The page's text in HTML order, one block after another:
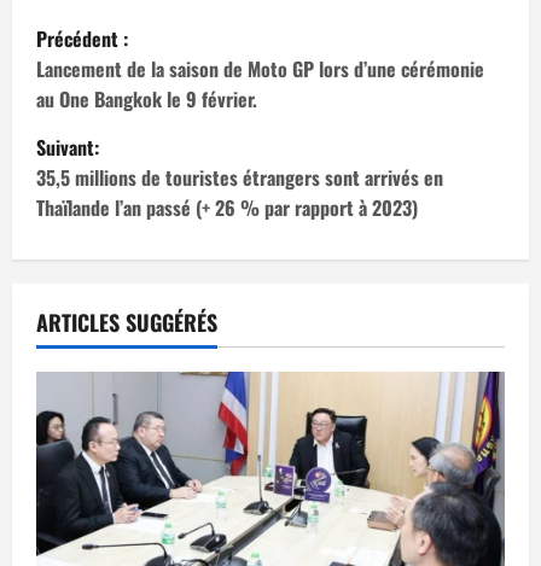
N
a
v
i
g
t
i
o
n
d
Précédent :
Lancement de la saison de Moto GP lors d’une cérémonie
au One Bangkok le 9 février.
Suivant:
35,5 millions de touristes étrangers sont arrivés en
Thaïlande l’an passé (+ 26 % par rapport à 2023)
ARTICLES SUGGÉRÉS